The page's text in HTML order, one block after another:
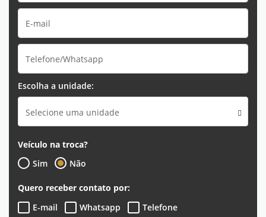
Escolha a unidade:
Selecione uma unidade
Veículo na troca?
Sim
Não
Quero receber contato por:
E-mail
Whatsapp Telefone